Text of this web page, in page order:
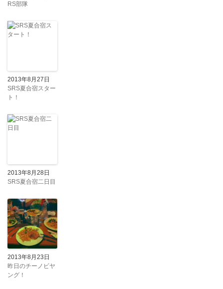
RS部隊
2013年8月27日
SRS夏合宿スター
ト！
2013年8月28日
SRS夏合宿二日目
2013年8月23日
昨日のチーノビヤ
ング！